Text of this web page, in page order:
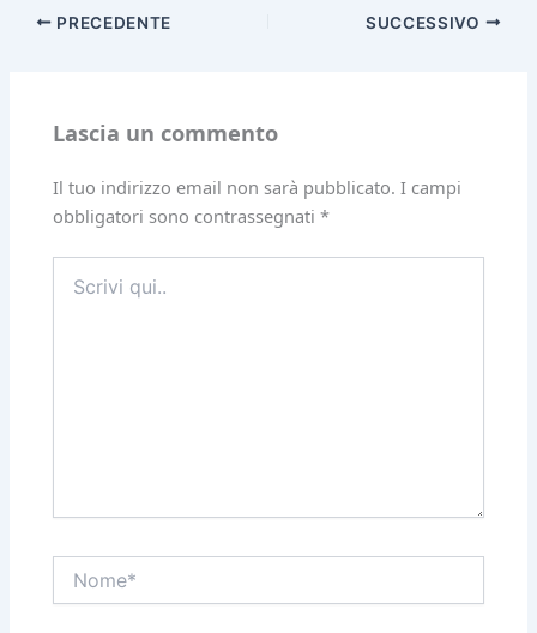
PRECEDENTE SUCCESSIVO
Lascia un commento
Il tuo indirizzo email non sarà pubblicato. I campi
obbligatori sono contrassegnati*
qui..